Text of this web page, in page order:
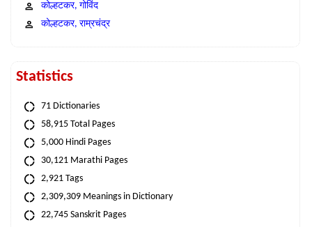
कोल्हटकर, गोविंद
कोल्हटकर, राम्रचंद्र
Statistics
71 Dictionaries
58,915 Total Pages
5,000 Hindi Pages
30,121 Marathi Pages
2,921 Tags
2,309,309 Meanings in Dictionary
22,745 Sanskrit Pages